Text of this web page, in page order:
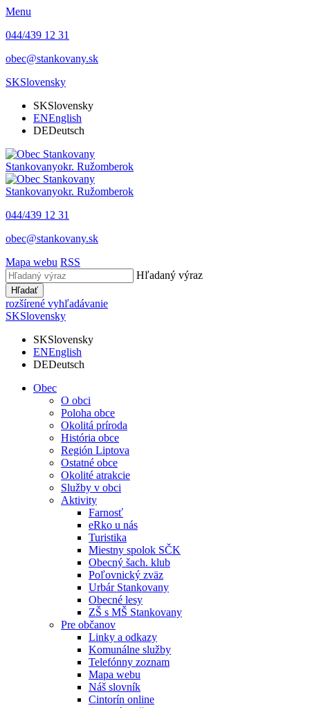
Menu
044/439 12 31
obec@stankovany.sk
SKSlovensky
SKSlovensky
ENEnglish
DEDeutsch
Stankovanyokr. Ružomberok
Stankovanyokr. Ružomberok
044/439 12 31
obec@stankovany.sk
Mapa webu RSS
Hľadaný výraz
Hľadať
rozšírené vyhľadávanie
SKSlovensky
SKSlovensky
ENEnglish
DEDeutsch
Obec
O obci
Poloha obce
Okolitá príroda
História obce
Región Liptova
Ostatné obce
Okolité atrakcie
Služby v obci
Aktivity
Farnosť
eRko u nás
Turistika
Miestny spolok SČK
Obecný šach. klub
Poľovnický zväz
Urbár Stankovany
Obecné lesy
ZŠ s MŠ Stankovany
Pre občanov
Linky a odkazy
Komunálne služby
Telefónny zoznam
Mapa webu
Náš slovník
Cintorín online